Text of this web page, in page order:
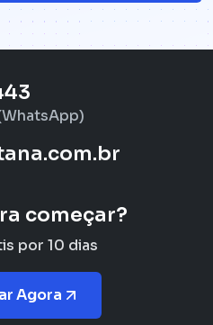
começar?
por 10 dias
Agora